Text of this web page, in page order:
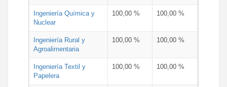
Ingeniería Química y
Nuclear
100,00 % 100,00 %
Ingeniería Rural y
Agroalimentaria
100,00 % 100,00 %
Ingeniería Textil y
Papelera
100,00 % 100,00 %